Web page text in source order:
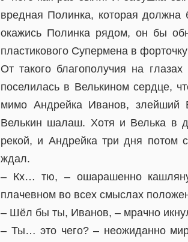
вредная Полинка, которая должна
окажись Полинка рядом, он бы
пластикового Супермена в
От такого благополучия на
поселилась в Велькином сердце,
мимо Андрейка Иванов, злейший
Велькин шалаш. Хотя и Велька в
рекой, и Андрейка три дня потом
ждал.
– Кх… тю, – ошарашенно
плачевном во всех смыслах
– Шёл бы ты, Иванов, – мрачно
– Ты… это чего? – неожиданно